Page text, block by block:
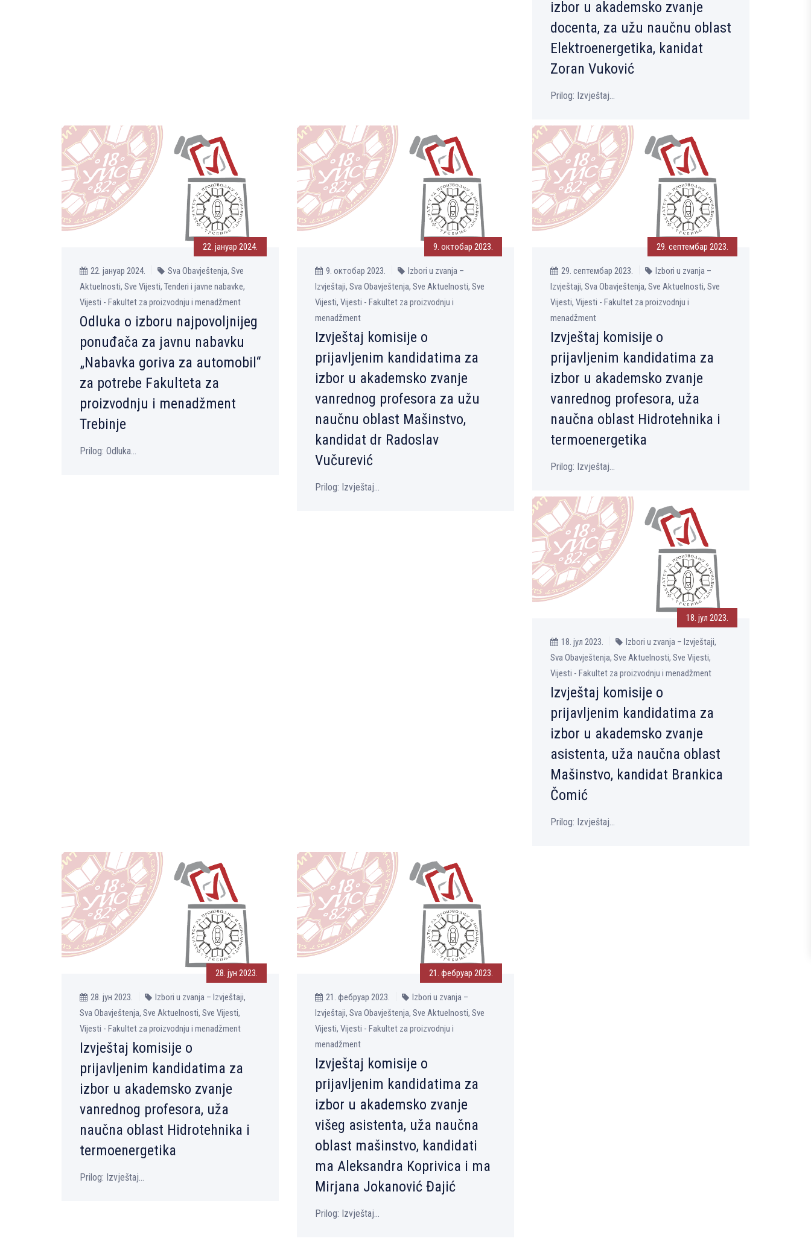
izbor u akademsko zvanje
docenta, za užu naučnu oblast
Elektroenergetika, kanidat
Zoran Vuković
Prilog: Izvještaj...
22. јануар 2024.
22. јануар 2024.
Sva Obavještenja, Sve
Aktuelnosti, Sve Vijesti, Tenderi i javne nabavke,
Vijesti - Fakultet za proizvodnju i menadžment
Odluka o izboru najpovoljnijeg
ponuđača za javnu nabavku
„Nabavka goriva za automobil“
za potrebe Fakulteta za
proizvodnju i menadžment
Trebinje
Prilog: Odluka...
9. октобар 2023.
9. октобар 2023.
Izbori u zvanja –
Izvještaji, Sva Obavještenja, Sve Aktuelnosti, Sve
Vijesti, Vijesti - Fakultet za proizvodnju i
menadžment
Izvještaj komisije o
prijavljenim kandidatima za
izbor u akademsko zvanje
vanrednog profesora za užu
naučnu oblast Mašinstvo,
kandidat dr Radoslav
Vučurević
Prilog: Izvještaj...
29. септембар 2023.
29. септембар 2023.
Izbori u zvanja –
Izvještaji, Sva Obavještenja, Sve Aktuelnosti, Sve
Vijesti, Vijesti - Fakultet za proizvodnju i
menadžment
Izvještaj komisije o
prijavlјenim kandidatima za
izbor u akademsko zvanje
vanrednog profesora, uža
naučna oblast Hidrotehnika i
termoenergetika
Prilog: Izvještaj...
18. јул 2023.
18. јул 2023.
Izbori u zvanja – Izvještaji,
Sva Obavještenja, Sve Aktuelnosti, Sve Vijesti,
Vijesti - Fakultet za proizvodnju i menadžment
Izvještaj komisije o
prijavlјenim kandidatima za
izbor u akademsko zvanje
asistenta, uža naučna oblast
Mašinstvo, kandidat Brankica
Čomić
Prilog: Izvještaj...
28. јун 2023.
28. јун 2023.
Izbori u zvanja – Izvještaji,
Sva Obavještenja, Sve Aktuelnosti, Sve Vijesti,
Vijesti - Fakultet za proizvodnju i menadžment
Izvještaj komisije o
prijavlјenim kandidatima za
izbor u akademsko zvanje
vanrednog profesora, uža
naučna oblast Hidrotehnika i
termoenergetika
Prilog: Izvještaj...
21. фебруар 2023.
21. фебруар 2023.
Izbori u zvanja –
Izvještaji, Sva Obavještenja, Sve Aktuelnosti, Sve
Vijesti, Vijesti - Fakultet za proizvodnju i
menadžment
Izvještaj komisije o
prijavljenim kandidatima za
izbor u akademsko zvanje
višeg asistenta, uža naučna
oblast mašinstvo, kandidati
ma Aleksandra Koprivica i ma
Mirjana Jokanović Đajić
Prilog: Izvještaj...